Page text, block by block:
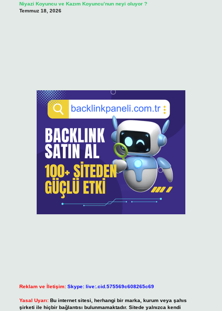
Niyazi Koyuncu ve Kazım Koyuncu’nun neyi oluyor ?
Temmuz 18, 2026
Reklam ve İletişim: Skype: live:.cid.575569c608265c69
Yasal Uyarı: Bu internet sitesi, herhangi bir marka, kurum veya şahıs
şirketi ile hiçbir bağlantısı bulunmamaktadır. Sitede yalnızca kendi